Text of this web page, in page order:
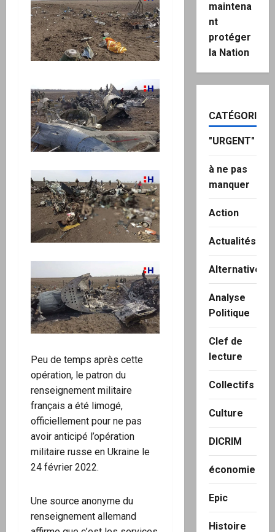
Peu de temps après cette
opération, le patron du
renseignement militaire
français a été limogé,
officiellement pour ne pas
avoir anticipé l’opération
militaire russe en Ukraine le
24 février 2022.
Une source anonyme du
renseignement allemand
maintena
nt
protéger
la Nation
CATÉGORIES
"URGENT"
à ne pas
manquer
Action
Actualités
Alternatives
Analyse
Politique
Clef de
lecture
Collectifs
Culture
DICRIM
économie
Epic
Histoire